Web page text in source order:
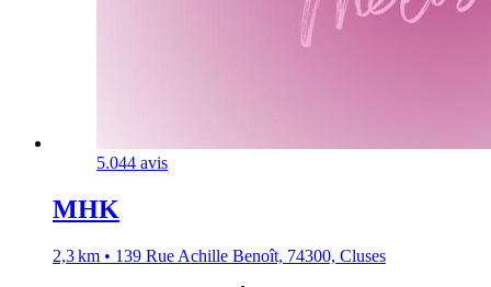
5.044 avis
MHK
2,3 km • 139 Rue Achille Benoît, 74300, Cluses